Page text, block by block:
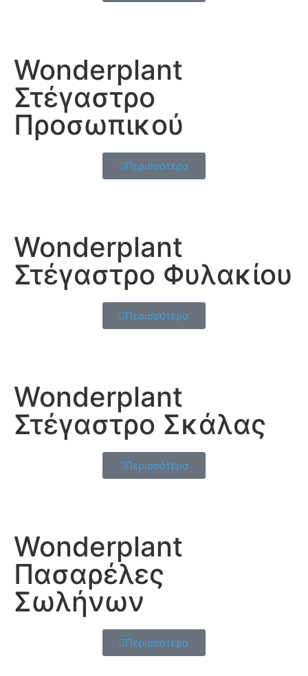
Wonderplant
Στέγαστρο
Προσωπικού
Περισσότερα
Wonderplant
Στέγαστρο Φυλακίου
Περισσότερα
Wonderplant
Στέγαστρο Σκάλας
Περισσότερα
Wonderplant
Πασαρέλες
Σωλήνων
Περισσότερα